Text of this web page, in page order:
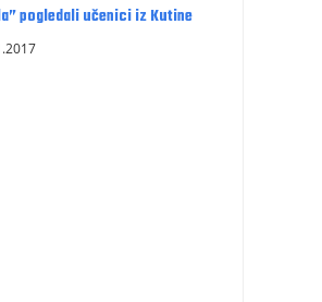
pogledali učenici iz Kutine